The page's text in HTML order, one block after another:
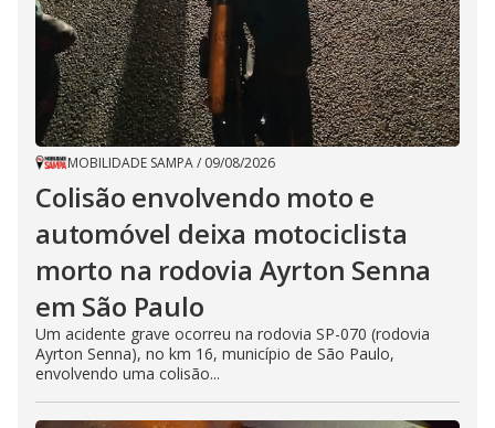
MOBILIDADE SAMPA/ 09/08/2026
Colisão envolvendo moto e
automóvel deixa motociclista
morto na rodovia Ayrton Senna
em São Paulo
Um acidente grave ocorreu na rodovia SP-070 (rodovia
Ayrton Senna), no km 16, município de São Paulo,
envolvendo uma colisão...